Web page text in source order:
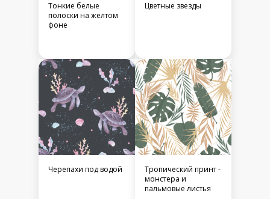
Тонкие белые
полоски на желтом
фоне
Цветные звезды
Черепахи под водой
Тропический принт -
монстера и
пальмовые листья